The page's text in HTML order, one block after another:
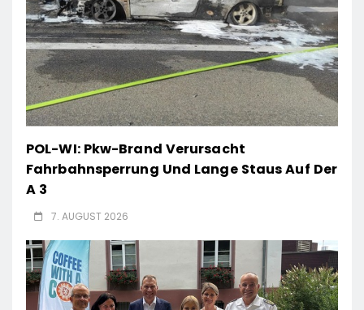
POL-WI: Pkw-Brand Verursacht
Fahrbahnsperrung Und Lange Staus Auf Der
A 3
7. AUGUST 2026